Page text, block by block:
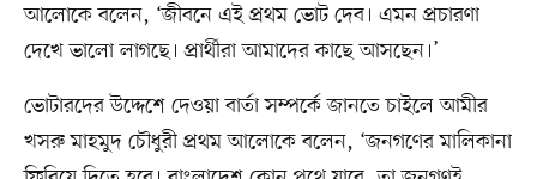
আলোকে বলেন, ‘জীবনে এই প্রথম ভোট দেব। এমন প্রচারণা
দেখে ভালো লাগছে। প্রার্থীরা আমাদের কাছে আসছেন।’
ভোটারদের উদ্দেশে দেওয়া বার্তা সম্পর্কে জানতে চাইলে আমীর
খসরু মাহমুদ চৌধুরী প্রথম আলোকে বলেন, ‘জনগণের মালিকানা